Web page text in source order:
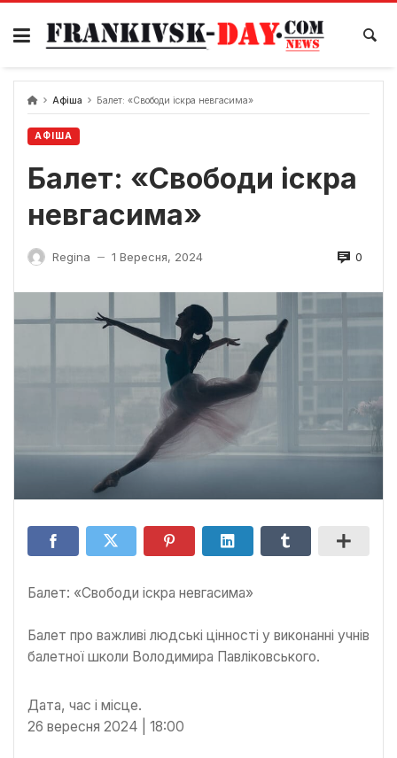
Skip
content
Афіша Балет: «Свободи іскра невгасима»
АФІША
Балет: «Свободи іскра
невгасима»
Regina — 1 Вересня, 2024 0
Балет: «Свободи іскра невгасима»
Балет про важливі людські цінності у виконанні учнів
балетної школи Володимира Павліковського.
Дата, час і місце.
26 вересня 2024 | 18:00